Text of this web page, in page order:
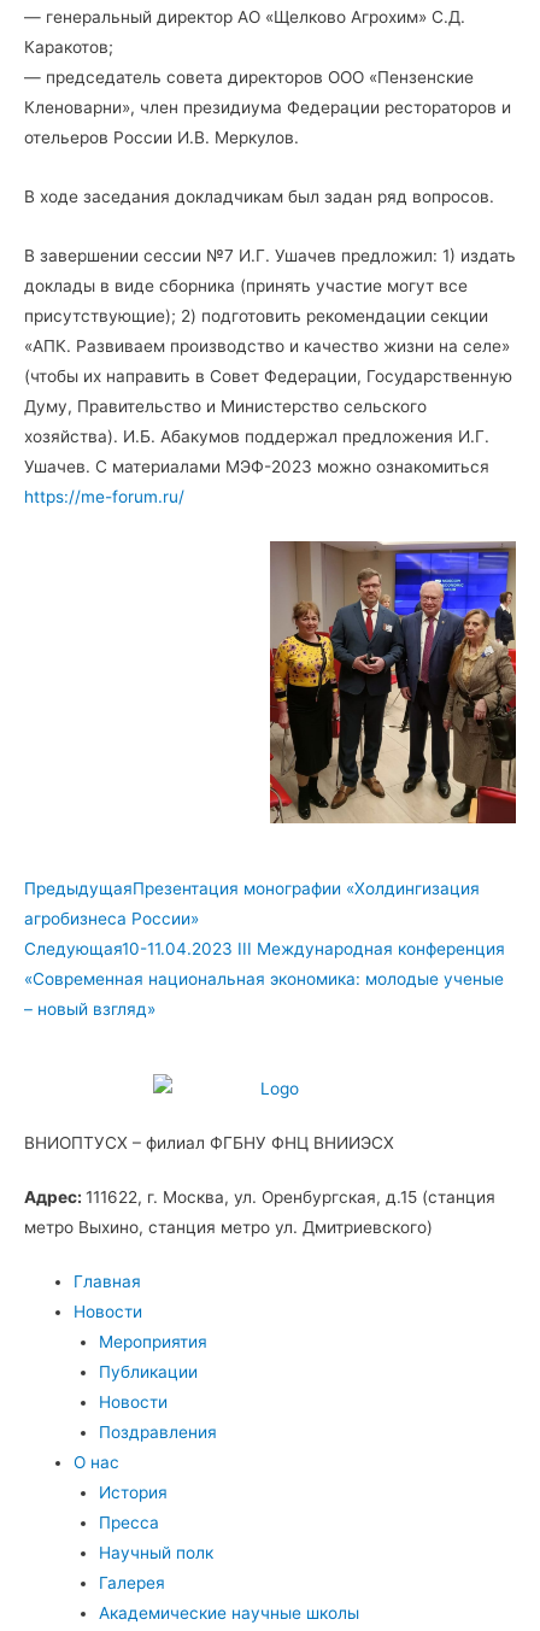
— генеральный директор АО «Щелково Агрохим» С.Д.
Каракотов;
— председатель совета директоров ООО «Пензенские
Кленоварни», член президиума Федерации рестораторов и
отельеров России И.В. Меркулов.
В ходе заседания докладчикам был задан ряд вопросов.
В завершении сессии №7 И.Г. Ушачев предложил: 1) издать
доклады в виде сборника (принять участие могут все
присутствующие); 2) подготовить рекомендации секции
«АПК. Развиваем производство и качество жизни на селе»
(чтобы их направить в Совет Федерации, Государственную
Думу, Правительство и Министерство сельского
хозяйства). И.Б. Абакумов поддержал предложения И.Г.
Ушачев. С материалами МЭФ-2023 можно ознакомиться
https://me-forum.ru/
ПредыдущаяПрезентация монографии «Холдингизация
агробизнеса России»
Следующая10-11.04.2023 III Международная конференция
«Современная национальная экономика: молодые ученые
– новый взгляд»
ВНИОПТУСХ – филиал ФГБНУ ФНЦ ВНИИЭСХ
Адрес: 111622, г. Москва, ул. Оренбургская, д.15 (станция
метро Выхино, станция метро ул. Дмитриевского)
Главная
Новости
Мероприятия
Публикации
Новости
Поздравления
О нас
История
Пресса
Научный полк
Галерея
Академические научные школы